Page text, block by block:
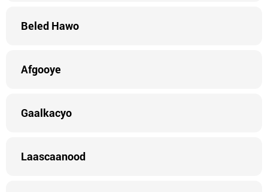
Beled Hawo
Afgooye
Gaalkacyo
Laascaanood